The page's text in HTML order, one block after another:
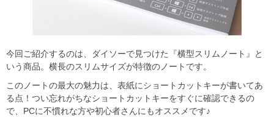
今回ご紹介するのは、ダイソーで見つけた『横型スリムノート』と
いう商品。横長のスリムサイズが特徴のノートです。
このノートの最大の魅力は、表紙にショートカットキーが書いてあ
る点！つい忘れがちなショートカットキーをすぐに確認できるの
で、PCに不慣れな方や初心者さんにもオススメです♪